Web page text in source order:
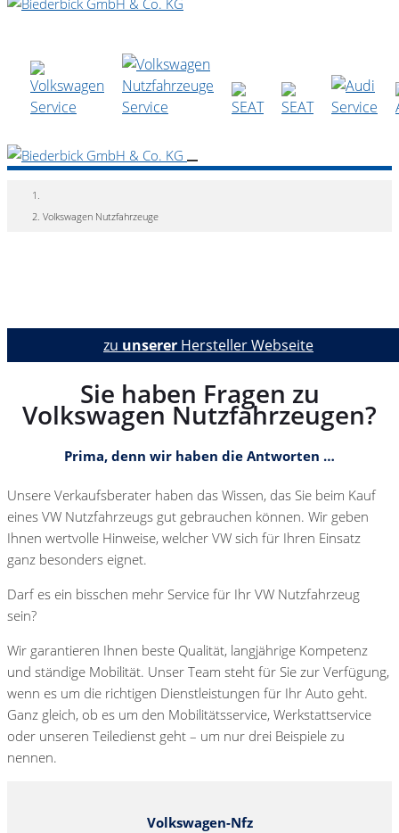
Volkswagen Nutzfahrzeuge
zu unserer Hersteller Webseite
Sie haben Fragen zu
Volkswagen Nutzfahrzeugen?
Prima, denn wir haben die Antworten …
Unsere Verkaufsberater haben das Wissen, das Sie beim Kauf
eines VW Nutzfahrzeugs gut gebrauchen können. Wir geben
Ihnen wertvolle Hinweise, welcher VW sich für Ihren Einsatz
ganz besonders eignet.
Darf es ein bisschen mehr Service für Ihr VW Nutzfahrzeug
sein?
Wir garantieren Ihnen beste Qualität, langjährige Kompetenz
und ständige Mobilität. Unser Team steht für Sie zur Verfügung,
wenn es um die richtigen Dienstleistungen für Ihr Auto geht.
Ganz gleich, ob es um den Mobilitätsservice, Werkstattservice
oder unseren Teiledienst geht – um nur drei Beispiele zu
nennen.
Volkswagen-Nfz